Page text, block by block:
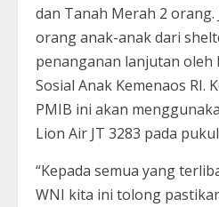
dan Tanah Merah 2 orang.
orang anak-anak dari
penanganan lanjutan oleh
Sosial Anak Kemenaos RI.
PMIB ini akan
Lion Air JT 3283 pada
“Kepada semua yang
WNI kita ini tolong